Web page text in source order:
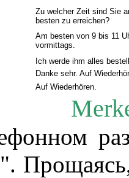
Zu welcher Zeit sind Sie
besten zu erreichen?
Am besten von 9 bis 11
vormittags.
Ich werde ihm alles
Danke sehr. Auf Wiederhö
Auf Wiederhören.
". Прощаясь